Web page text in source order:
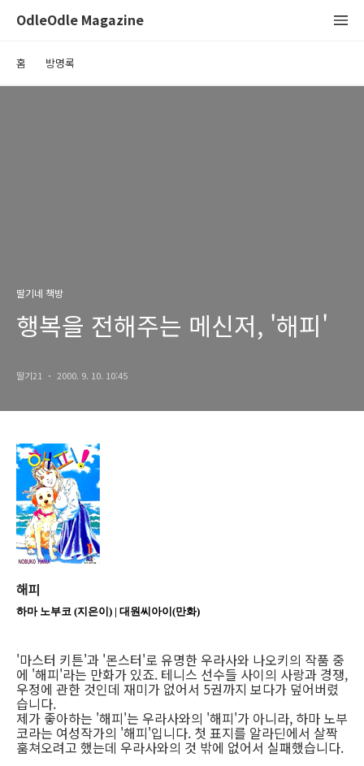
OdleOdle Magazine
홈 방명록
딸기네 책방
행복을 전해주는 메신저, '해피'
딸기21 2000. 9. 10. 10:45
해피
하마 노부코 (지은이) | 대원씨아이(만화)
'마스터 키튼'과 '몬스터'로 유명한 우라사와 나오키의 작품 중
에 '해피'라는 만화가 있죠. 테니스 선수들 사이의 사랑과 경쟁,
우정에 관한 것인데 재미가 없어서 5권까지 보다가 덮어버렸
습니다.
제가 좋아하는 '해피'는 우라사와의 '해피'가 아니라, 하마 노부
코라는 여성작가의 '해피'입니다. 첫 표지를 알라딘에서 살짝
훔쳐오려고 했는데 우라사와의 것 밖에 없어서 실패했습니다.